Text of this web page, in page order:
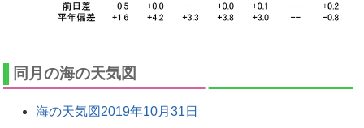
同月の海の天気図
海の天気図2019年10月31日